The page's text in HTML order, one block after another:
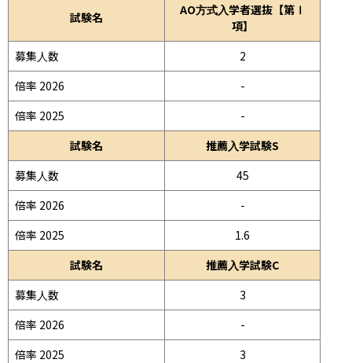
試験名
AO方式入学者選抜【第Ⅰ
項】
募集人数
2
倍率 2026
-
倍率 2025
-
試験名
推薦入学試験S
募集人数
45
倍率 2026
-
倍率 2025
1.6
試験名
推薦入学試験C
募集人数
3
倍率 2026
-
倍率 2025
3